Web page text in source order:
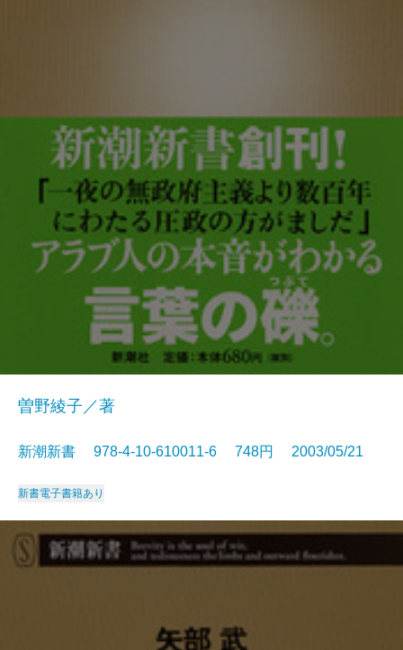
曽野綾子／著
新潮新書 978-4-10-610011-6 748円 2003/05/21
新書電子書籍あり